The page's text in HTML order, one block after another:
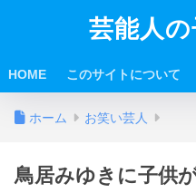
芸能人
HOME このサイトについて
ホーム お笑い芸人
鳥居みゆきに子供